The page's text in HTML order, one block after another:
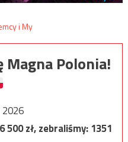
Magna Polonia!
2026
500zł, zebraliśmy:1351